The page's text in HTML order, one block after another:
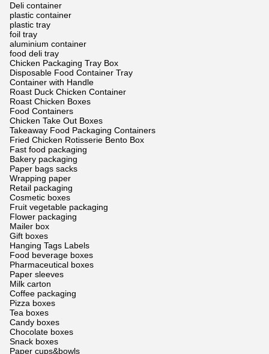
Deli container
plastic container
plastic tray
foil tray
aluminium container
food deli tray
Chicken Packaging Tray Box
Disposable Food Container Tray
Container with Handle
Roast Duck Chicken Container
Roast Chicken Boxes
Food Containers
Chicken Take Out Boxes
Takeaway Food Packaging Containers
Fried Chicken Rotisserie Bento Box
Fast food packaging
Bakery packaging
Paper bags sacks
Wrapping paper
Retail packaging
Cosmetic boxes
Fruit vegetable packaging
Flower packaging
Mailer box
Gift boxes
Hanging Tags Labels
Food beverage boxes
Pharmaceutical boxes
Paper sleeves
Milk carton
Coffee packaging
Pizza boxes
Tea boxes
Candy boxes
Chocolate boxes
Snack boxes
Paper cups&bowls